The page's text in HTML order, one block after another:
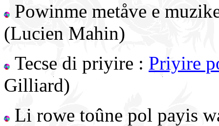
Powinme metåve e
(Lucien Mahin)
Tecse di priyire : Priyire
Gilliard)
Li rowe toûne pol payis